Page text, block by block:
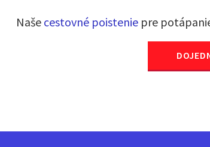
Naše cestovné poistenie pre